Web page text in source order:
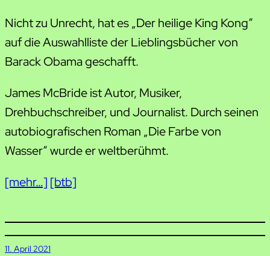
Nicht zu Unrecht, hat es „Der heilige King Kong“
auf die Auswahlliste der Lieblingsbücher von
Barack Obama geschafft.
James McBride ist Autor, Musiker,
Drehbuchschreiber, und Journalist. Durch seinen
autobiografischen Roman „Die Farbe von
Wasser“ wurde er weltberühmt.
[mehr…] [btb]
11. April 2021